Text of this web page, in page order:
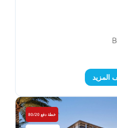
المزيد
خطة دفع 80/20